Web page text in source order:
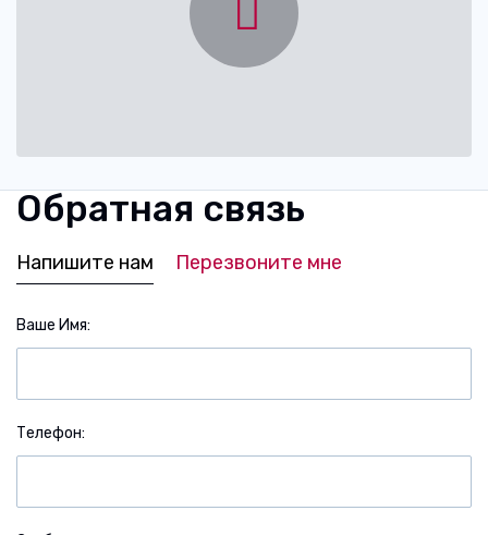
Обратная связь
Напишите нам Перезвоните мне
Ваше Имя
Телефон